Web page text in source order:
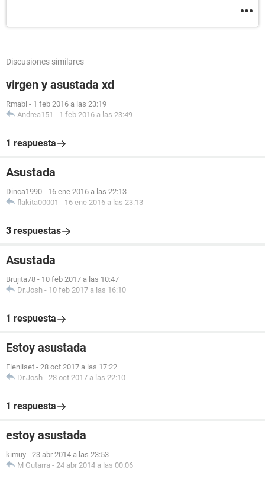
Discusiones similares
virgen y asustada xd
Rmabl - 1 feb 2016 a las 23:19
Andrea151 - 1 feb 2016 a las 23:49
1 respuesta
Asustada
Dinca1990 - 16 ene 2016 a las 22:13
flakita00001 - 16 ene 2016 a las 23:13
3 respuestas
Asustada
Brujita78 - 10 feb 2017 a las 10:47
Dr.Josh - 10 feb 2017 a las 16:10
1 respuesta
Estoy asustada
Elenliset - 28 oct 2017 a las 17:22
Dr.Josh - 28 oct 2017 a las 22:10
1 respuesta
estoy asustada
kimuy - 23 abr 2014 a las 23:53
M Gutarra - 24 abr 2014 a las 00:06